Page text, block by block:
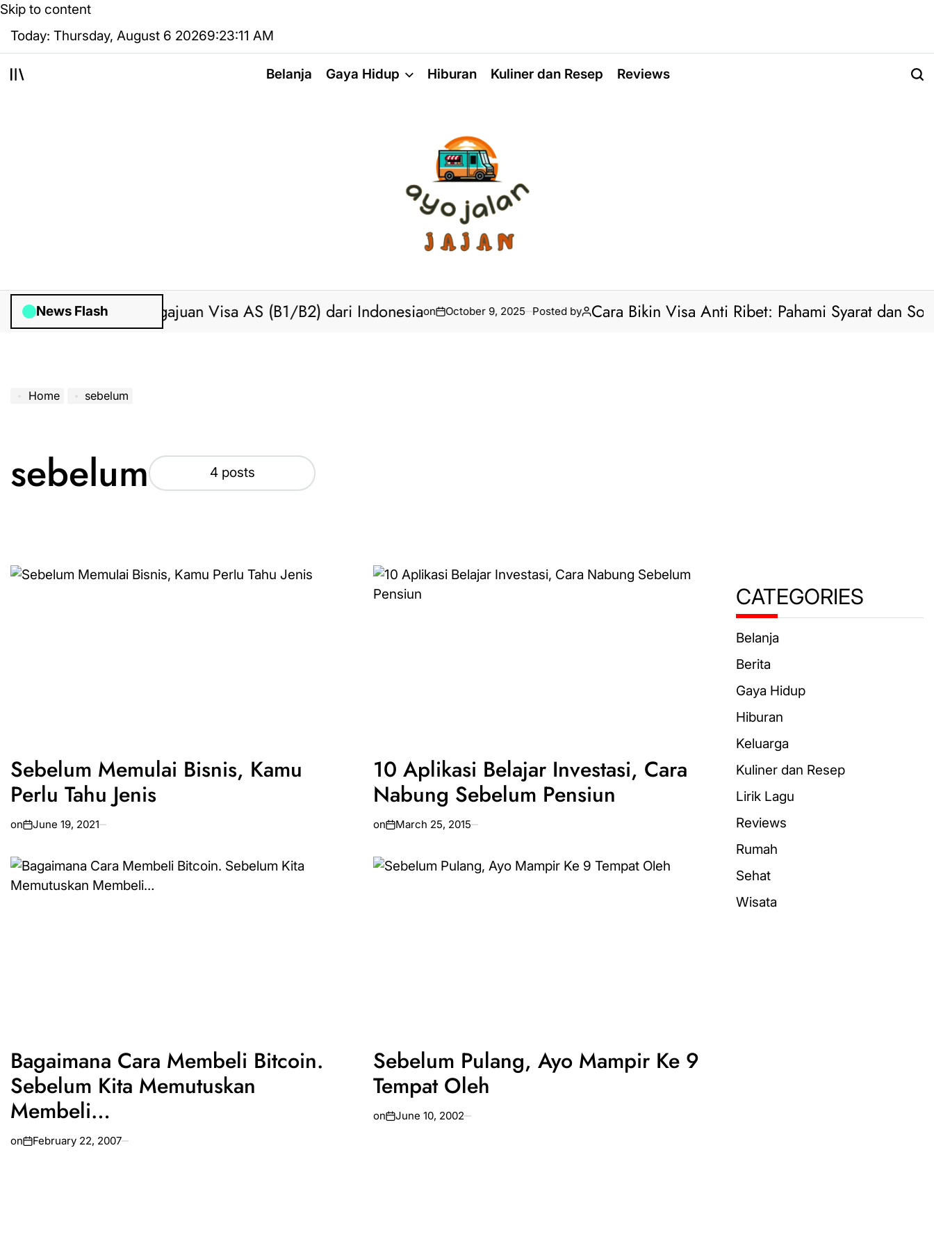
Skip to content
Today: Thursday, August 6 20269:23:12 AM
Belanja Gaya Hidup Hiburan Kuliner dan Resep Reviews
News Flash
Posted by Bantuan Pengajuan Visa AS (B1/B2) dari Indonesiaon October 9, 2025 Posted by Cara Bikin Visa Anti Ribet: Pahami Syarat dan
Home sebelum
sebelum 4 posts
Sebelum Memulai Bisnis, Kamu
Perlu Tahu Jenis
on June 19, 2021
10 Aplikasi Belajar Investasi, Cara
Nabung Sebelum Pensiun
on March 25, 2015
Bagaimana Cara Membeli Bitcoin.
Sebelum Kita Memutuskan
Membeli…
on February 22, 2007
Sebelum Pulang, Ayo Mampir Ke 9
Tempat Oleh
on June 10, 2002
CATEGORIES
Belanja
Berita
Gaya Hidup
Hiburan
Keluarga
Kuliner dan Resep
Lirik Lagu
Reviews
Rumah
Sehat
Wisata